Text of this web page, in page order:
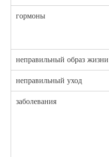
гормоны
неправильный образ жизни
неправильный уход
заболевания